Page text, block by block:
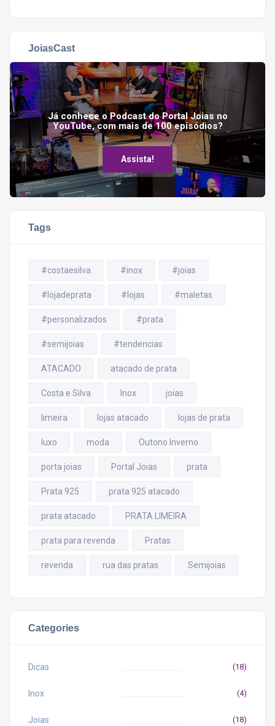
JoiasCast
Já conhece o Podcast do Portal Joias no
YouTube, com mais de 100 episódios?
Assista!
Tags
#costaesilva #inox #joias
#lojadeprata #lojas #maletas
#personalizados #prata
#semijoias #tendencias
ATACADO atacado de prata
Costa e Silva Inox joias
limeira lojas atacado lojas de prata
luxo moda Outono Inverno
porta joias Portal Joias prata
Prata 925 prata 925 atacado
prata atacado PRATA LIMEIRA
prata para revenda Pratas
revenda rua das pratas Semijoias
Categories
Dicas (18)
Inox (4)
Joias (18)